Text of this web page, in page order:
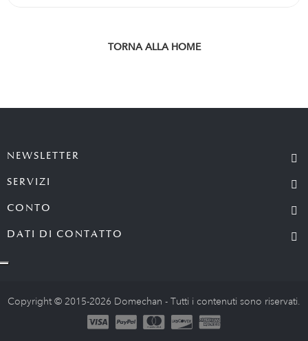
TORNA ALLA HOME
NEWSLETTER
SERVIZI
CONTO
DATI DI CONTATTO
Copyright © 2015-2026 Domechan - Tutti i contenuti sono riservati.